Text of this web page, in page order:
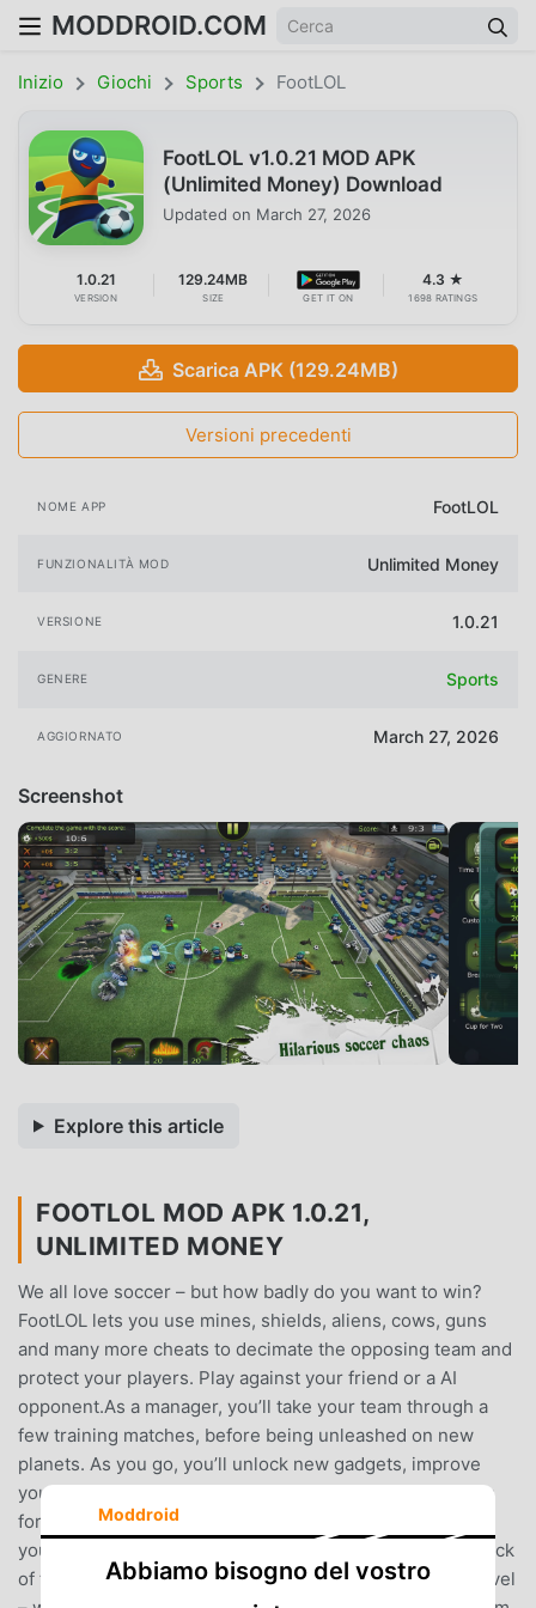
MODDROID.COM
Inizio Giochi Sports FootLOL
FootLOL v1.0.21 MOD APK
(Unlimited Money) Download
Updated on March 27, 2026
1.0.21
VERSION
129.24MB
SIZE GET IT ON
4.3 ★
1698 RATINGS
Scarica APK (129.24MB)
Versioni precedenti
NOME APP FootLOL
FUNZIONALITÀ MOD Unlimited Money
VERSIONE 1.0.21
GENERE Sports
AGGIORNATO March 27, 2026
Screenshot
Explore this article
FOOTLOL MOD APK 1.0.21,
UNLIMITED MONEY
We all love soccer – but how badly do you want to win?
FootLOL lets you use mines, shields, aliens, cows, guns
and many more cheats to decimate the opposing team and
protect your players. Play against your friend or a AI
opponent.As a manager, you’ll take your team through a
few training matches, before being unleashed on new
planets. As you go, you’ll unlock new gadgets, improve
your players’ performance, and unlock new kits and hats
for them to wear.Opponents often have the same tricks
you do so it’s not as simple as knocking the ball in the back
of the net. You’ll need to fulfill the conditions for each level
Moddroid
Abbiamo bisogno del vostro